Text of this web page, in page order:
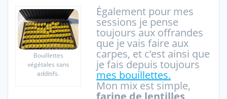
Bouillettes
végétales sans
additifs.
Également pour mes
sessions je pense
toujours aux offrandes
que je vais faire aux
carpes, et c’est ainsi que
je fais depuis toujours
mes bouillettes.
Mon mix est simple,
farine de lentilles,